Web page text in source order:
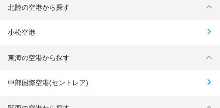
北陸の空港から探す
小松空港
東海の空港から探す
中部国際空港(セントレア)